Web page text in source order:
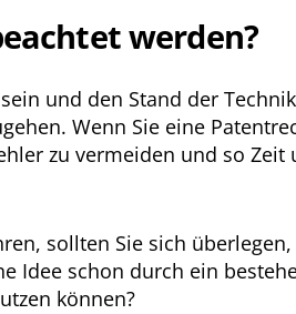
werden?
und den Stand der
Wenn Sie eine
zu vermeiden und so Zeit
sollten Sie sich
Idee schon durch ein
können?